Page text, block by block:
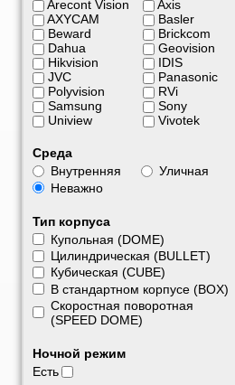
Arecont Vision
AXYCAM
Beward
Dahua
Hikvision
JVC
Polyvision
Samsung
Uniview
Axis
Basler
Brickcom
Geovision
IDIS
Panasonic
RVi
Sony
Vivotek
Среда
Внутренняя
Уличная
Неважно
Тип корпуса
Купольная (DOME)
Цилиндрическая (BULLET)
Кубическая (CUBE)
В стандартном корпусе (BOX)
Скоростная поворотная
(SPEED DOME)
Ночной режим
Есть